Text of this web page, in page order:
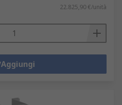
22.825,90 €/unità
Aggiungi